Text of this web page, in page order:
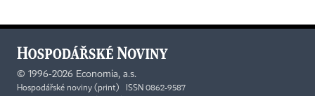
© 1996-2026 Economia, a.s.
Hospodářské noviny (print) ISSN 0862-9587